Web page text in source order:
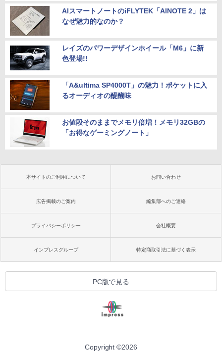
AIスマートノートのiFLYTEK「AINOTE 2」は
なぜ魅力的なのか？
レイズのパワーデザインホイール「M6」に新
色登場!!
「A&ultima SP4000T」の魅力！ポケットに入
るオーディオの醍醐味
お値段そのままでメモリ倍増！メモリ32GBの
「お得なゲーミングノート」
本サイトのご利用について お問い合わせ
広告掲載のご案内 編集部へのご連絡
プライバシーポリシー 会社概要
インプレスグループ 特定商取引法に基づく表示
PC版で見る
Copyright ©2026